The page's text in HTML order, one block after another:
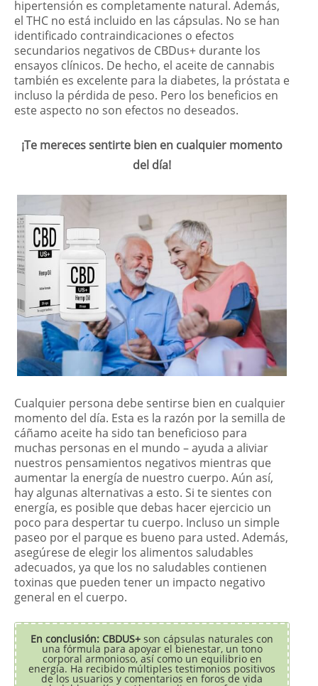
hipertensión es completamente natural. Además,
el THC no está incluido en las cápsulas. No se han
identificado contraindicaciones o efectos
secundarios negativos de CBDus+ durante los
ensayos clínicos. De hecho, el aceite de cannabis
también es excelente para la diabetes, la próstata e
incluso la pérdida de peso. Pero los beneficios en
este aspecto no son efectos no deseados.
¡Te mereces sentirte bien en cualquier momento
del día!
Cualquier persona debe sentirse bien en cualquier
momento del día. Esta es la razón por la semilla de
cáñamo aceite ha sido tan beneficioso para
muchas personas en el mundo – ayuda a aliviar
nuestros pensamientos negativos mientras que
aumentar la energía de nuestro cuerpo. Aún así,
hay algunas alternativas a esto. Si te sientes con
energía, es posible que debas hacer ejercicio un
poco para despertar tu cuerpo. Incluso un simple
paseo por el parque es bueno para usted. Además,
asegúrese de elegir los alimentos saludables
adecuados, ya que los no saludables contienen
toxinas que pueden tener un impacto negativo
general en el cuerpo.
En conclusión: CBDUS+ son cápsulas naturales con
una fórmula para apoyar el bienestar, un tono
corporal armonioso, así como un equilibrio en
energía. Ha recibido múltiples testimonios positivos
de los usuarios y comentarios en foros de vida